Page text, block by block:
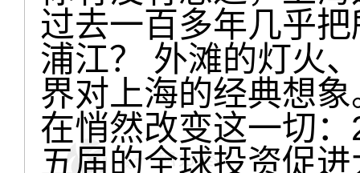
过去一百多年几乎
浦江？ 外滩的灯火
界对上海的经典想
在悄然改变这一切
五届的全球投资促